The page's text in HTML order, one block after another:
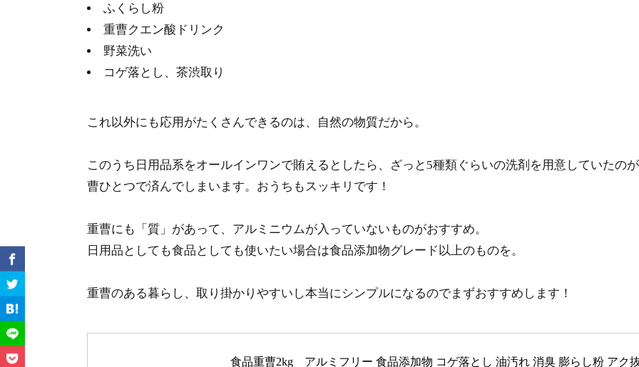
ふくらし粉
重曹クエン酸ドリンク
野菜洗い
コゲ落とし、茶渋取り
これ以外にも応用がたくさんできるのは、自然の物質だから。
このうち日用品系をオールインワンで賄えるとしたら、ざっと5種類ぐらいの洗剤を用意していたの
曹ひとつで済んでしまいます。おうちもスッキリです！
重曹にも「質」があって、アルミニウムが入っていないものがおすすめ。
日用品としても食品としても使いたい場合は食品添加物グレード以上のものを。
重曹のある暮らし、取り掛かりやすいし本当にシンプルになるのでまずおすすめします！
食品重曹2kg　アルミフリー 食品添加物 コゲ落とし 油汚れ 消臭 膨らし粉 アク